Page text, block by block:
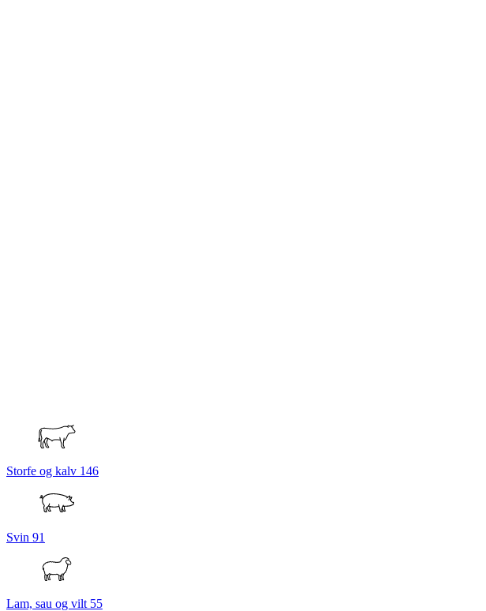
Storfe og kalv 146
Svin 91
Lam, sau og vilt 55